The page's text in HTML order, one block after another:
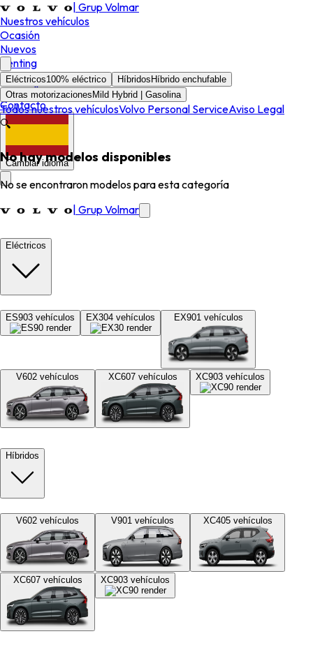
Grup Volmar
Nuestros vehículos
Ocasión
Nuevos
Renting
Postventa
Cita Taller
Contacto
Cambiar idioma
Eléctricos100% eléctrico Híbridos Híbrido enchufable
Otras motorizaciones Mild Hybrid | Gasolina
Todos nuestros vehículosVolvo Personal ServiceAviso Legal
🔍
No hay modelos disponibles
No se encontraron modelos para esta categoría
Grup Volmar
Eléctricos
ES903 vehículos EX304 vehículos EX901vehículos
V602 vehículos XC607vehículos XC903 vehículos
Híbridos
V602 vehículos V901 vehículos XC405vehículos
XC607vehículos XC903 vehículos